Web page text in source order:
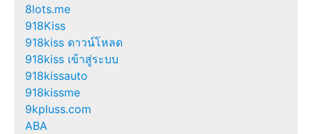
8lots.me
918Kiss
918kiss ดาวน์โหลด
918kiss เข้าสู่ระบบ
918kissauto
918kissme
9kpluss.com
ABA